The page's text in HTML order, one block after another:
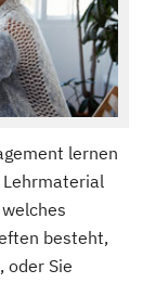
lernen
Lehrmaterial
besteht,
oder Sie